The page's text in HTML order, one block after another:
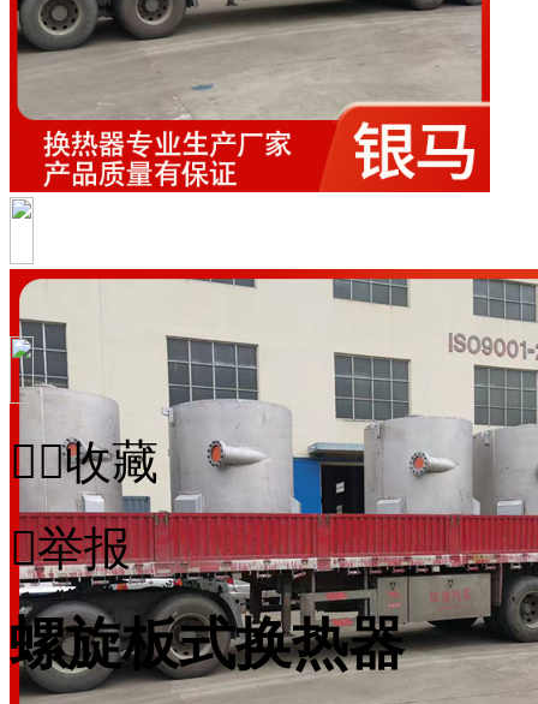
收藏
举报
螺旋板式换热器